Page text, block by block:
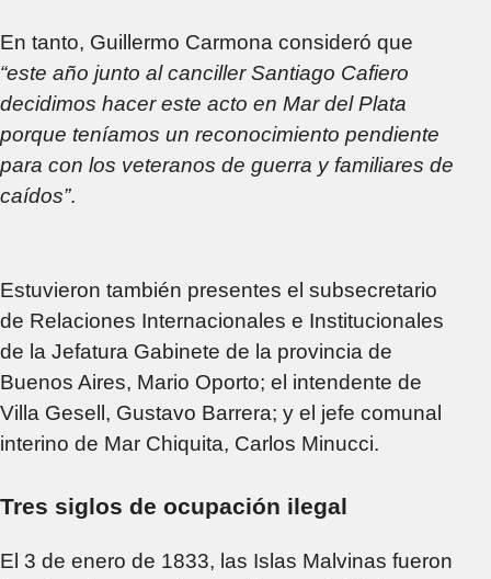
En tanto, Guillermo Carmona consideró que
“este año junto al canciller Santiago Cafiero
decidimos hacer este acto en Mar del Plata
porque teníamos un reconocimiento pendiente
para con los veteranos de guerra y familiares de
caídos”.
Estuvieron también presentes el subsecretario
de Relaciones Internacionales e Institucionales
de la Jefatura Gabinete de la provincia de
Buenos Aires, Mario Oporto; el intendente de
Villa Gesell, Gustavo Barrera; y el jefe comunal
interino de Mar Chiquita, Carlos Minucci.
Tres siglos de ocupación ilegal
El 3 de enero de 1833, las Islas Malvinas fueron